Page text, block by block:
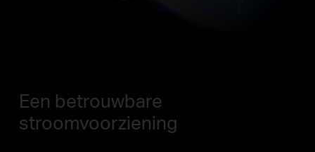
Een betrouwbare
stroomvoorziening